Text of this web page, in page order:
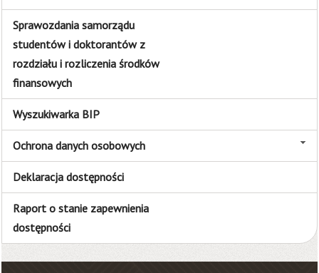
Sprawozdania samorządu
studentów i doktorantów z
rozdziału i rozliczenia środków
finansowych
Wyszukiwarka BIP
Ochrona danych osobowych
Deklaracja dostępności
Raport o stanie zapewnienia
dostępności